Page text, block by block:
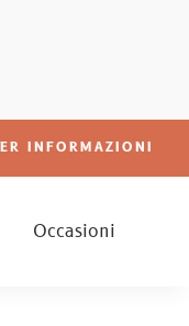
INFORMAZIONI
Occasioni